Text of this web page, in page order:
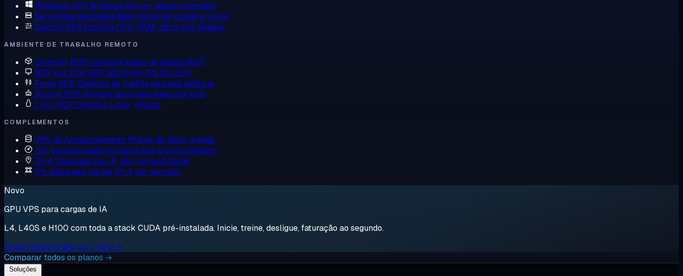
Windows VPS Windows Server, admin completo
Servidores dedicados Bare metal de locatário único
Custom VPS Escolha CPU, RAM, disco sob medida
AMBIENTE DE TRABALHO REMOTO
Comprar RDP Compare todos os planos RDP
RDP nos EUA RDP admin em IPs dos EUA
Forex RDP Desktop de trading de baixa latência
Botting RDP Sempre ativo para executar bots
Linux RDP Desktop Linux, remoto
COMPLEMENTOS
VPS de Armazenamento Planos de disco grande
ISO personalizada Inicialize sua própria imagem
IPv4 Dedicado Seu IP, não compartilhado
IPs adicionais Vários IPv4 por servidor
Novo
GPU VPS para cargas de IA
L4, L40S e H100 com toda a stack CUDA pré-instalada. Inicie, treine, desligue, faturação ao segundo.
Experimente grátis por 1 hora →
Comparar todos os planos →